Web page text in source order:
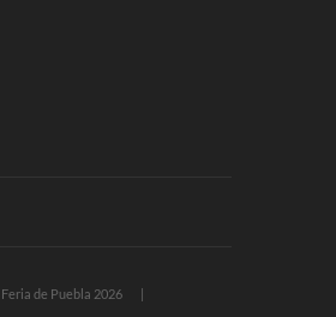
Feria de Puebla 2026